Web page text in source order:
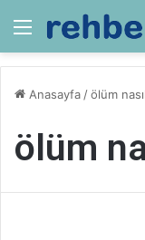
Menü
Anasayfa /ölüm
ölüm